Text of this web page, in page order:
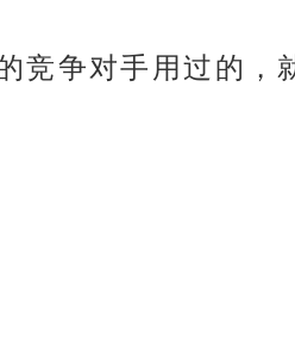
竞争对手用过的，